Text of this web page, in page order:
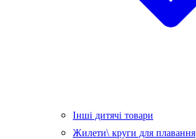
Інші дитячі товари
Жилети\ круги для плавання